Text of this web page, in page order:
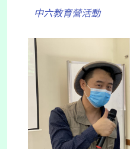
中六教育營活動